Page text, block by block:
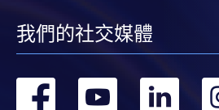
我們的社交媒體
轉 轉 轉